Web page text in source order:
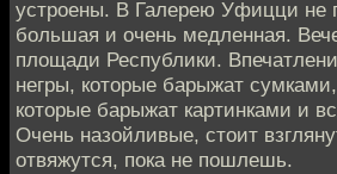
устроены. В Галерею Уфицци не
большая и очень медленная.
площади Республики.
негры, которые барыжат
которые барыжат картинками и
Очень назойливые, стоит
отвяжутся, пока не пошлешь.